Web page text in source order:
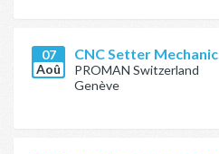
07
Aoû
CNC Setter Mechanic
PROMAN Switzerland
Genève